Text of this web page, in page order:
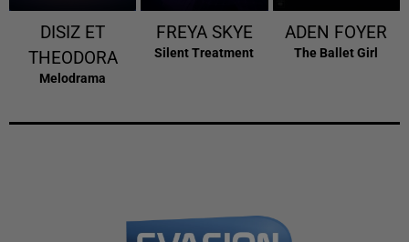
DISIZ ET
THEODORA
Melodrama
FREYA SKYE
Silent Treatment
ADEN FOYER
The Ballet Girl